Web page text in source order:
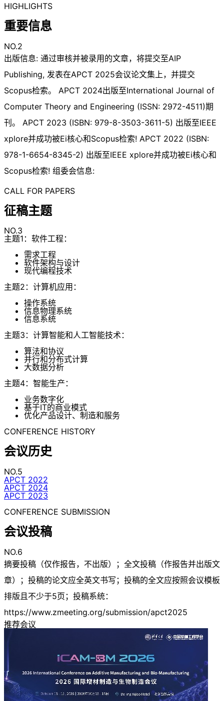
HIGHLIGHTS
重要信息
NO.2
出版信息: 通过审核并被录用的文章，将提交至AIP
Publishing, 发表在APCT 2025会议论文集上，并提交
Scopus检索。 APCT 2024出版至International Journal of
Computer Theory and Engineering (ISSN: 2972-4511)期
刊。 APCT 2023 (ISBN: 979-8-3503-3611-5) 出版至IEEE
xplore并成功被Ei核心和Scopus检索! APCT 2022 (ISBN:
978-1-6654-8345-2) 出版至IEEE xplore并成功被Ei核心和
Scopus检索! 组委会信息:
CALL FOR PAPERS
征稿主题
NO.3
主题1：软件工程：
需求工程
软件架构与设计
现代编程技术
主题2：计算机应用：
操作系统
信息物理系统
信息系统
主题3：计算智能和人工智能技术：
算法和协议
并行和分布式计算
大数据分析
主题4：智能生产：
业务数字化
基于IT的商业模式
优化产品设计、制造和服务
CONFERENCE HISTORY
会议历史
NO.5
APCT 2022
APCT 2024
APCT 2023
CONFERENCE SUBMISSION
会议投稿
NO.6
摘要投稿（仅作报告，不出版）；全文投稿（作报告并出版文
章）；投稿的论文应全英文书写；投稿的全文应按照会议模板
排版且不少于5页；投稿系统：
https://www.zmeeting.org/submission/apct2025
推荐会议